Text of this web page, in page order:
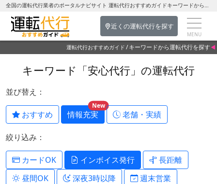
全国の運転代行業者のポータルナビサイト 運転代行おすすめガイドキーワードから運転代行を探す
近くの運転代行を探す
運転代行おすすめガイド キーワードから運転代行を探す
キーワード「安心代行」の運転代行
並び替え：
おすすめ 情報充実
New
老舗・実績
絞り込み：
カードOK インボイス発行
長距離
昼間OK
深夜3時以降 週末営業